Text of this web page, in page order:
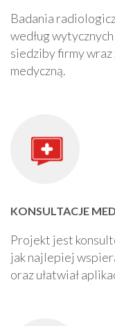
Badania
według
siedziby firmy wraz
medyczną.
KONSULTACJE
Projekt jest
jak najlepiej
oraz ułatwiał